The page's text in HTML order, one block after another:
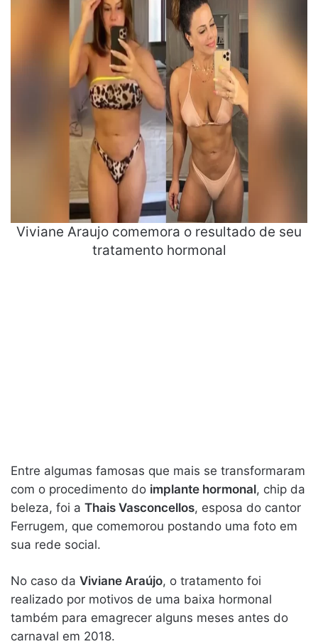
Viviane Araujo comemora o resultado de seu
tratamento hormonal
Entre algumas famosas que mais se transformaram
com o procedimento do implante hormonal, chip da
beleza, foi a Thais Vasconcellos, esposa do cantor
Ferrugem, que comemorou postando uma foto em
sua rede social.
No caso da Viviane Araújo, o tratamento foi
realizado por motivos de uma baixa hormonal
também para emagrecer alguns meses antes do
carnaval em 2018.